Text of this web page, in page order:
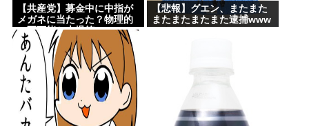
【共産党】募金中に中指が
メガネに当たった？物理的
に不可能と大爆笑
【悲報】グエン、またまた
またまたまたまた逮捕www